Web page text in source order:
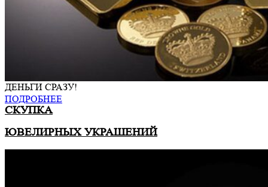
ДЕНЬГИ СРАЗУ!
ПОДРОБНЕЕ
СКУПКА
ЮВЕЛИРНЫХ УКРАШЕНИЙ